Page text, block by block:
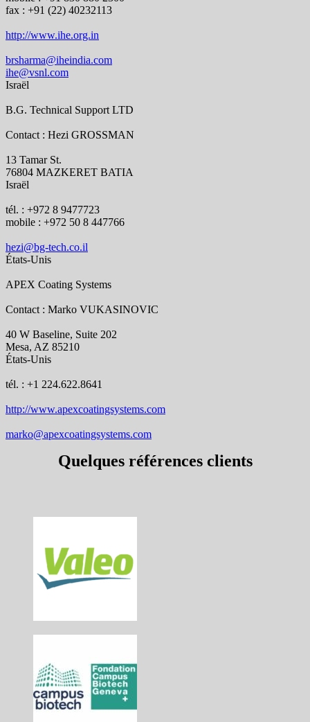
fax : +91 (22) 40232113
http://www.ihe.org.in
brsharma@iheindia.com
ihe@vsnl.com
Israël
B.G. Technical Support LTD
Contact : Hezi GROSSMAN
13 Tamar St.
76804 MAZKERET BATIA
Israël
tél. : +972 8 9477723
mobile : +972 50 8 447766
hezi@bg-tech.co.il
États-Unis
APEX Coating Systems
Contact : Marko VUKASINOVIC
40 W Baseline, Suite 202
Mesa, AZ 85210
États-Unis
tél. : +1 224.622.8641
http://www.apexcoatingsystems.com
marko@apexcoatingsystems.com
Quelques références clients